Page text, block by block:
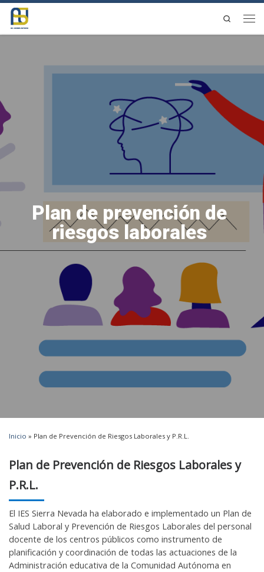
Saltar al contenido
Search
Plan de prevención de
riesgos laborales
Inicio » Plan de Prevención de Riesgos Laborales y P.R.L.
Plan de Prevención de Riesgos Laborales y
P.R.L.
El IES Sierra Nevada ha elaborado e implementado un Plan de
Salud Laboral y Prevención de Riesgos Laborales del personal
docente de los centros públicos como instrumento de
planificación y coordinación de todas las actuaciones de la
Administración educativa de la Comunidad Autónoma en